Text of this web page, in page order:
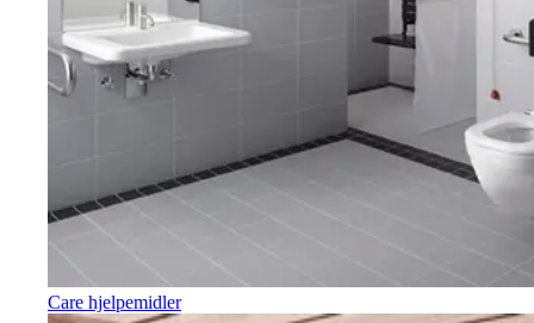
Care hjelpemidler